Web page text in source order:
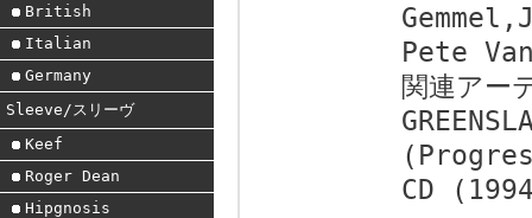
British
Italian
Germany
Sleeve/スリーヴ
Keef
Roger Dean
Hipgnosis
Pete
関連アー
CD